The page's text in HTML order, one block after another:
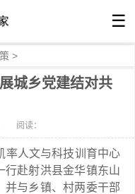
☰
>
城乡党建结对共
阅读：
人文与科技训育中心
行赴射洪县金华镇东山
并与乡镇、村两委干部